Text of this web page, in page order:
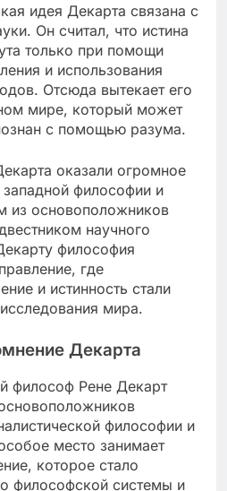
идея Декарта связана с
Он считал, что истина
только при помощи
и использования
Отсюда вытекает его
мире, который может
с помощью разума.
оказали огромное
западной философии и
из основоположников
научного
философия
где
и истинность стали
мира.
Декарта
философ Рене Декарт
философии и
место занимает
которое стало
философской системы и